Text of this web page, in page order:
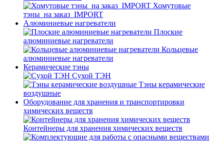
Хомутовые
тэны_на заказ_IMPORT
Алюминиевые нагреватели
Плоские
алюминиевые нагреватели
Кольцевые
алюминиевые нагреватели
Керамические тэны
Сухой ТЭН
Тэны керамические
воздушные
Оборудование для хранения и транспортировки
химических веществ
Контейнеры для хранения химических веществ